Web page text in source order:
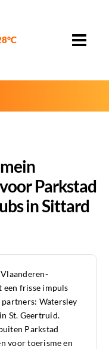
Parkstad
in Sittard
frisse impuls
Watersley
St. Geertruid.
Parkstad
voor toerisme en